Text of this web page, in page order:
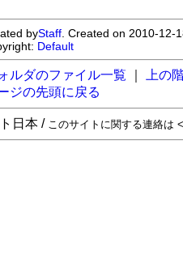
byStaff . Created on 2010-
Default
ルダのファイル一覧
上の
ジの先頭に戻る
日本 / このサイトに関する連絡は